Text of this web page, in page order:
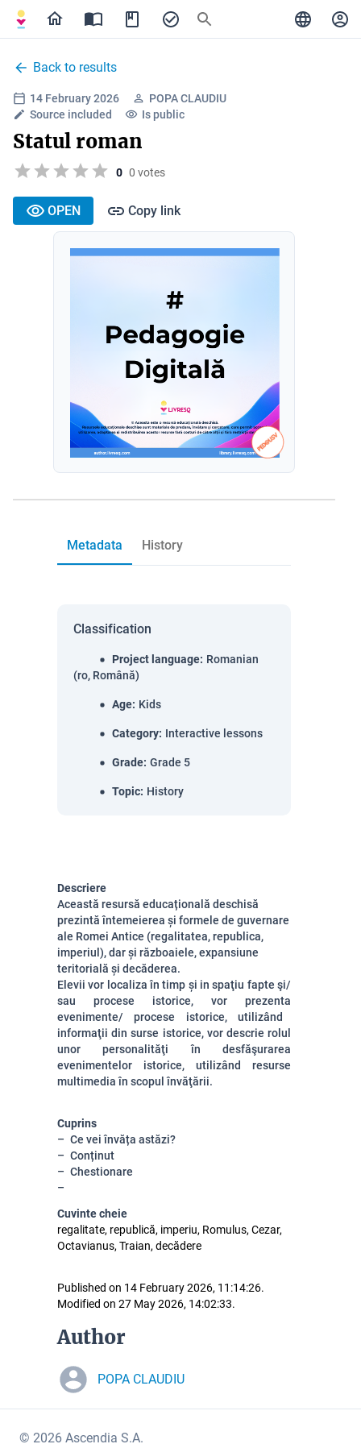
Back to results
14 February 2026
POPA CLAUDIU
Source included
Is public
Statul roman
0 0 votes
OPEN Copy link
Metadata History
Classification
Project language: Romanian
(ro, Română)
Age: Kids
Category: Interactive lessons
Grade: Grade 5
Topic: History
Descriere
Această resursă educațională deschisă
prezintă întemeierea și formele de guvernare
ale Romei Antice (regalitatea, republica,
imperiul), dar și războaiele, expansiune
teritorială și decăderea.
Elevii vor localiza în timp și in spaţiu fapte şi/
sau procese istorice, vor prezenta
evenimente/ procese istorice, utilizând
informaţii din surse istorice, vor descrie rolul
unor personalităţi în desfăşurarea
evenimentelor istorice, utilizând resurse
multimedia în scopul învăţării.
Cuprins
Ce vei învăța astăzi?
Conținut
Chestionare
Cuvinte cheie
regalitate, republică, imperiu, Romulus, Cezar,
Octavianus, Traian, decădere
Published on 14 February 2026, 11:14:26.
Modified on 27 May 2026, 14:02:33.
Author
POPA CLAUDIU
© 2026 Ascendia S.A.